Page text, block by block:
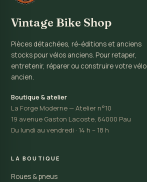
Vintage Bike Shop
Pièces détachées, ré-éditions et anciens
stocks pour vélos anciens. Pour retaper,
entretenir, réparer ou construire votre vélo
ancien.
Boutique & atelier
La Forge Moderne — Atelier n°10
19 avenue Gaston Lacoste, 64000 Pau
Du lundi au vendredi · 14 h – 18 h
LA BOUTIQUE
Roues & pneus